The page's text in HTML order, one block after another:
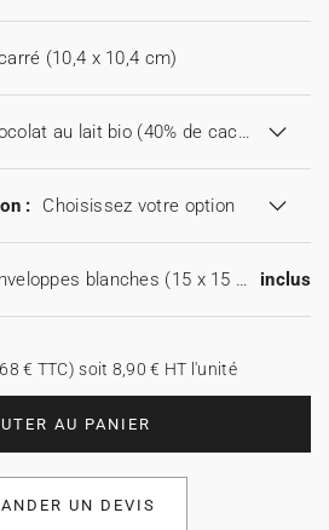
(10,4 x 10,4 cm)
Chocolat au lait bio (40% de cacao)
: Choisissez votre option
Enveloppes blanches (15 x 15 cm) inclus
AU PANIER
€ TTC) soit 8,90 € HT l'unité
UN DEVIS